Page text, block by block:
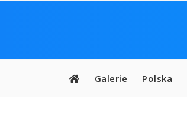
Galerie Polska